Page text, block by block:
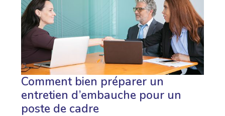
Comment bien préparer un
entretien d’embauche pour un
poste de cadre